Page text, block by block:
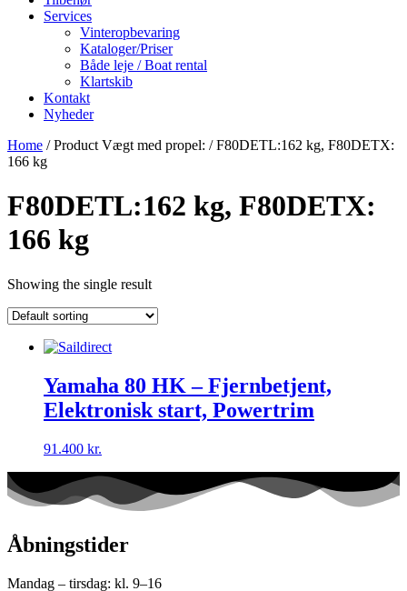
Services
Vinteropbevaring
Kataloger/Priser
Både leje / Boat rental
Klartskib
Kontakt
Nyheder
Home / Product Vægt med propel: / F80DETL:162 kg, F80DETX:
166 kg
F80DETL:162 kg, F80DETX:
166 kg
Showing the single result
Yamaha 80 HK – Fjernbetjent,
Elektronisk start, Powertrim
91.400 kr.
Åbningstider
Mandag – tirsdag: kl. 9–16